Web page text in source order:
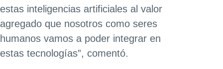
estas inteligencias artificiales al valor
agregado que nosotros como seres
humanos vamos a poder integrar en
estas tecnologías”, comentó.